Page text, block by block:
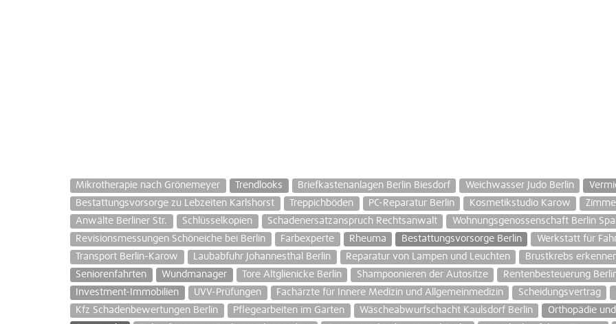
Mikrotherapie nach Grönemeyer Trendlooks Briefkastenanlagen Berlin Biesdorf Weichwasser Judo Berlin
Bestattungsvorsorge zu Lebzeiten Karlshorst
Treppichböden PC-Reparatur Berlin Kosmetikstudio Karow
Anwälte Berliner Str.
Schlüsselkopien Schadenersatzanspruch Rechtsanwalt Wohnungsgenossenschaft Berlin
Revisionsmessungen Schöneiche bei Berlin
Farbexperte Rheuma Bestattungsvorsorge Berlin Werkstatt für
Transport Berlin-Karow
Laubabfuhr Johannesthal Berlin Reparatur von Lampen und Leuchten Brustkrebs
Seniorenfahrten
Wundmanager Tore Altglienicke Berlin Shampoonieren der Autositze Rentenbesteuerung
Investment-Immobilien
UVV-Prüfungen Fachärzte für Innere Medizin und Allgemeinmedizin Scheidungsvertrag
Kfz Schadenbewertungen Berlin
Pflegearbeiten im Garten Wäscheabwurfschacht Kaulsdorf Berlin Orthopädie